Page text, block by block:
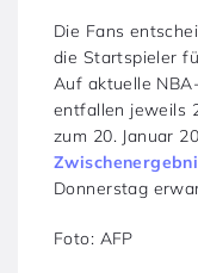
Die Fans
die Startspieler
Auf aktuelle
entfallen jeweils
zum 20. Januar
Donnerstag
Foto: AFP